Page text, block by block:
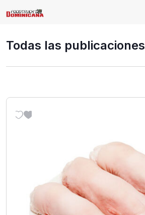
Todas las publicaciones